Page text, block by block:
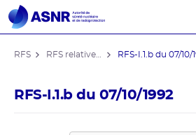
RFS RFS-I.1.b du 07/10/
RFS-I.1.b du 07/10/1992